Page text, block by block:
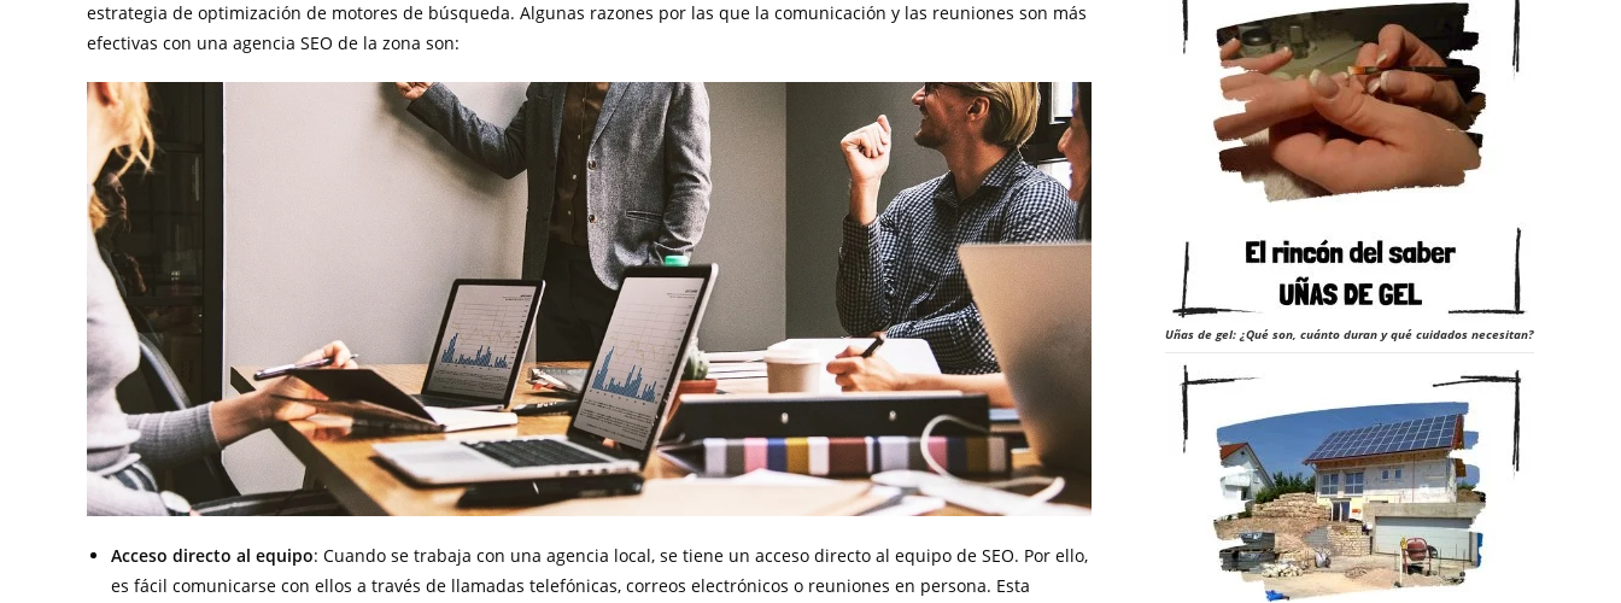
estrategia de optimización de motores de búsqueda. Algunas razones por las que la comunicación y las reuniones son más
efectivas con una agencia SEO de la zona son:
Acceso directo al equipo: Cuando se trabaja con una agencia local, se tiene un acceso directo al equipo de SEO. Por ello,
es fácil comunicarse con ellos a través de llamadas telefónicas, correos electrónicos o reuniones en persona. Esta
Uñas de gel: ¿Qué son, cuánto duran y qué cuidados necesitan?